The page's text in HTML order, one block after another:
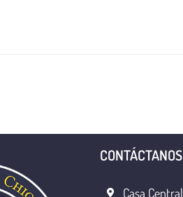
CONTÁCTANOS
Casa